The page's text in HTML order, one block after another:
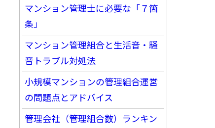
マンション管理士に必要な「７箇
条」
マンション管理組合と生活音・騒
音トラブル対処法
小規模マンションの管理組合運営
の問題点とアドバイス
管理会社（管理組合数）ランキン